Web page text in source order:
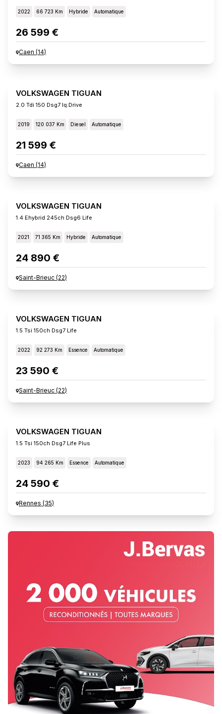
2022 66 723 Km Hybride Automatique
26 599 €
Caen (14)
VOLKSWAGEN TIGUAN
2.0 Tdi 150 Dsg7 Iq.drive
2019 120 037 Km Diesel Automatique
21 599 €
Caen (14)
VOLKSWAGEN TIGUAN
1.4 Ehybrid 245ch Dsg6 Life
2021 71 365 Km Hybride Automatique
24 890 €
Saint-Brieuc (22)
VOLKSWAGEN TIGUAN
1.5 Tsi 150ch Dsg7 Life
2022 92 273 Km Essence Automatique
23 590 €
Saint-Brieuc (22)
VOLKSWAGEN TIGUAN
1.5 Tsi 150ch Dsg7 Life Plus
2023 94 265 Km Essence Automatique
24 590 €
Rennes (35)